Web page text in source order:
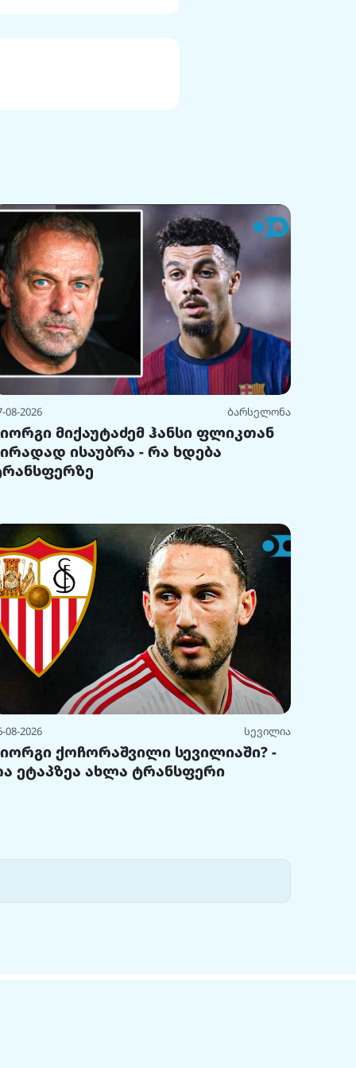
08-2026 ბარსელონა
მიქაუტაძემ ჰანსი ფლიკთან
ისაუბრა - რა ხდება
08-2026 სევილია
ქოჩორაშვილი სევილიაში? -
ეტაპზეა ახლა ტრანსფერი